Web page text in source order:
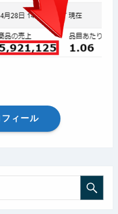
ィール